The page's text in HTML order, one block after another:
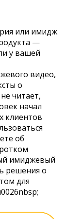
или имидж
—
у вашей
видео,
о
читает,
начал
клиентов
об
имиджевый
решения о
для